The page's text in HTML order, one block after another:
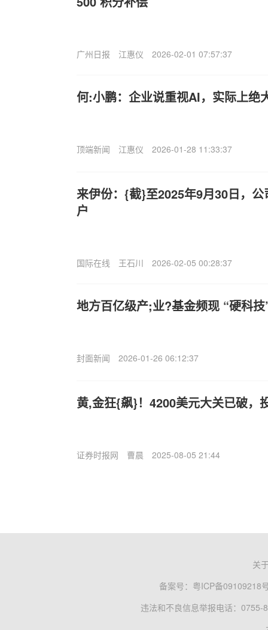
广州日报 江惠仪 2026-02-01 07:57:37
何:小鹏：企业说重视AI，实际上绝
顶端新闻 江惠仪 2026-01-28 11:33:37
来伊份：{截}至2025年9月30日，
户
国际在线 王石川 2026-02-05 00:28:37
地方百亿级产;业?基金频现 “硬科
封面新闻 2026-01-26 06:12:37
黄,金狂{飙}！4200美元大关已破，
证券时报网 曹晨 2025-08-05 21:44
关
备案号： 粤ICP备09109218
违法和不良信息举报电话：0755-